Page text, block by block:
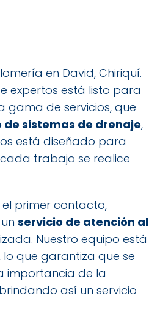
en David, Chiriquí.
expertos está listo para
gama de servicios, que
sistemas de drenaje,
está diseñado para
trabajo se realice
el primer contacto,
servicio de atención al
Nuestro equipo está
que garantiza que se
importancia de la
así un servicio